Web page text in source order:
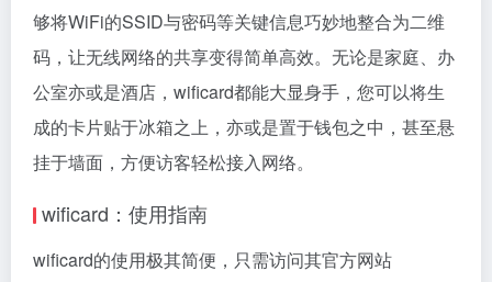
够将WiFi的SSID与密码等关键信息巧妙地整合为二维
码，让无线网络的共享变得简单高效。无论是家庭、办
公室亦或是酒店，wificard都能大显身手，您可以将生
成的卡片贴于冰箱之上，亦或是置于钱包之中，甚至悬
挂于墙面，方便访客轻松接入网络。
wificard：使用指南
wificard的使用极其简便，只需访问其官方网站